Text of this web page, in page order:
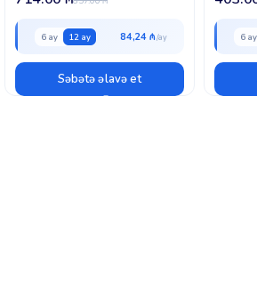
6 ay 12 ay 84,24 ₼
Səbətə əlavə et
6 ay